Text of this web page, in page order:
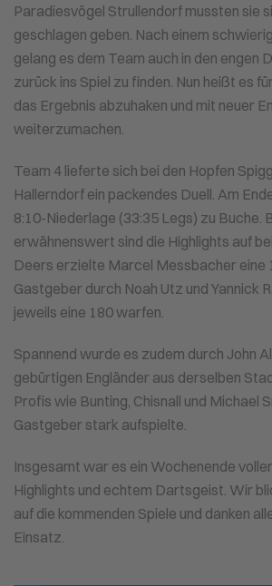
Paradiesvögel Strullendorf mussten sie
geschlagen geben. Nach einem
gelang es dem Team auch in den engen
zurück ins Spiel zu finden. Nun heißt es
das Ergebnis abzuhaken und mit neuer
weiterzumachen.
Team 4 lieferte sich bei den Hopfen
Hallerndorf ein packendes Duell. Am
8:10-Niederlage (33:35 Legs) zu Buche.
erwähnenswert sind die Highlights auf
Deers erzielte Marcel Messbacher eine
Gastgeber durch Noah Utz und Yannick
jeweils eine 180 warfen.
Spannend wurde es zudem durch John
gebürtigen Engländer aus derselben
Profis wie Bunting, Chisnall und Michael
Gastgeber stark aufspielte.
Insgesamt war es ein Wochenende voller
Highlights und echtem Dartsgeist. Wir
auf die kommenden Spiele und danken
Einsatz.